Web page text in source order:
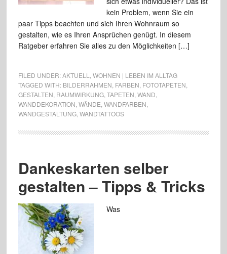
kein Problem, wenn Sie ein
paar Tipps beachten und sich Ihren Wohnraum so
gestalten, wie es Ihren Ansprüchen genügt. In diesem
Ratgeber erfahren Sie alles zu den Möglichkeiten […]
FILED UNDER:AKTUELL
WOHNEN | LEBEN IM ALLTAG
TAGGED WITH: BILDERRAHMEN FARBEN FOTOTAPETEN
GESTALTEN RAUMWIRKUNG, TAPETEN WAND
WANDDEKORATION WÄNDE WANDFARBEN
WANDGESTALTUNG, WANDTATTOOS
Dankeskarten selber
gestalten – Tipps & Tricks
Was